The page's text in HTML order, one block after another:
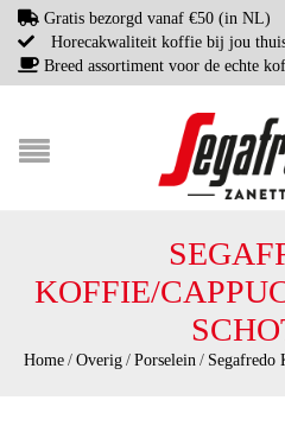
Gratis bezorgd vanaf €50 (in NL)
Horecakwaliteit koffie bij jou
Breed assortiment voor de echte
KOFFIE/
Home / Overig / Porselein / Segafredo